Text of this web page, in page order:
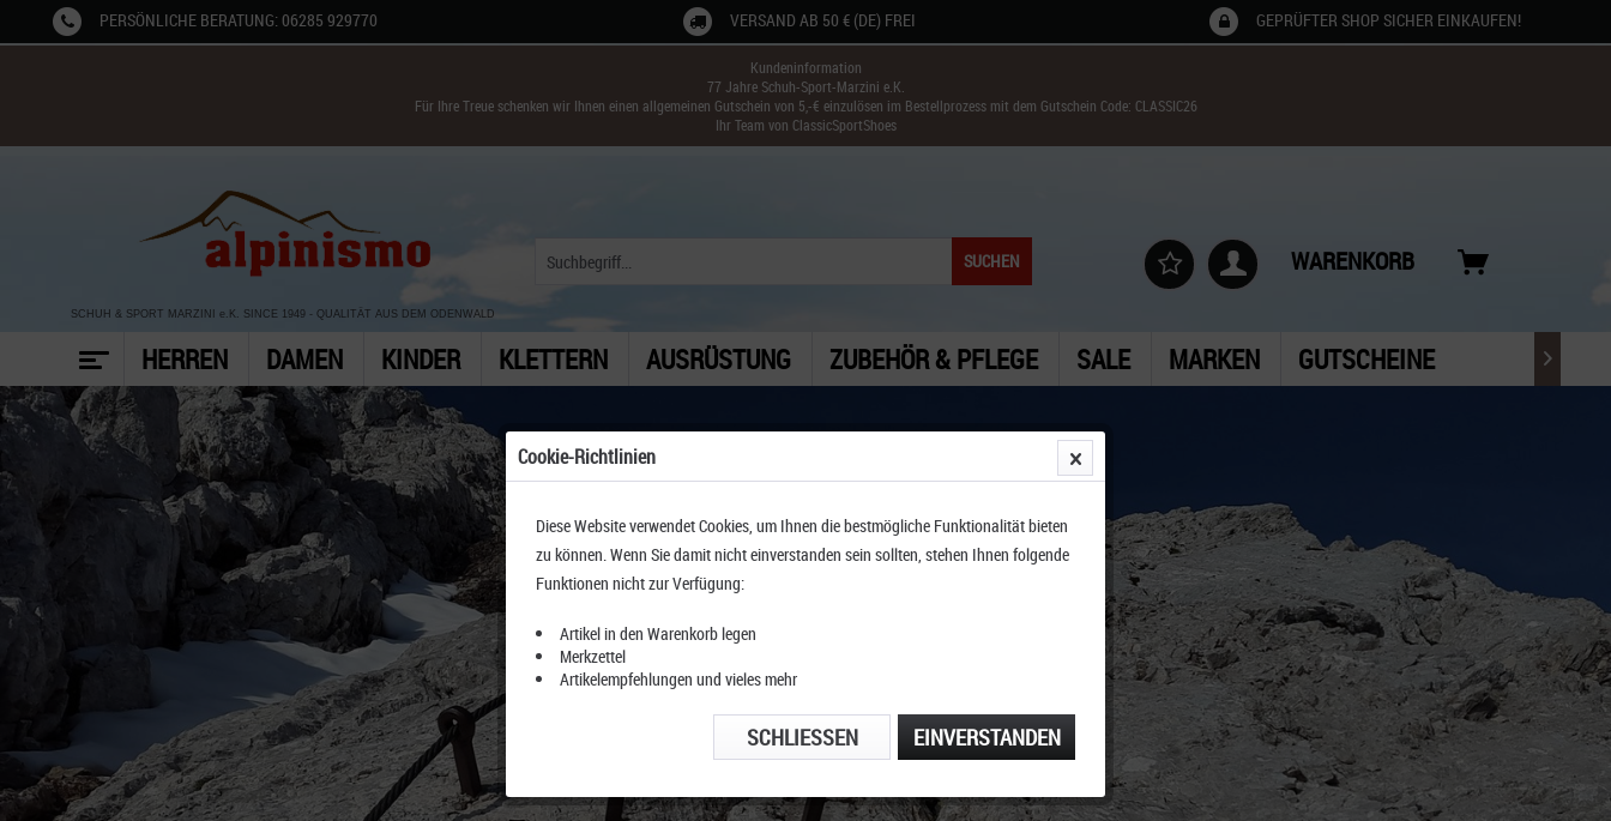
PERSÖNLICHE BERATUNG: 06285 929770 VERSAND AB 50 € (DE) FREI GEPRÜFTER SHOP SICHER EINKAUFEN!
Kundeninformation
77 Jahre Schuh-Sport-Marzini e.K.
Für Ihre Treue schenken wir Ihnen einen allgemeinen Gutschein von 5,-€ einzulösen im Bestellprozess mit dem Gutschein Code: CLASSIC26
Ihr Team von ClassicSportShoes
SCHUH & SPORT MARZINI e.K. SINCE 1949 - QUALITÄT AUS DEM ODENWALD
SUCHEN WARENKORB
HERREN DAMEN KINDER KLETTERN AUSRÜSTUNG ZUBEHÖR & PFLEGE SALE MARKEN GUTSCHEINE 
Cookie-Richtlinien
Diese Website verwendet Cookies, um Ihnen die bestmögliche Funktionalität bieten
zu können. Wenn Sie damit nicht einverstanden sein sollten, stehen Ihnen folgende
Funktionen nicht zur Verfügung:
Artikel in den Warenkorb legen
Merkzettel
Artikelempfehlungen und vieles mehr
EINVERSTANDEN
SCHLIESSEN